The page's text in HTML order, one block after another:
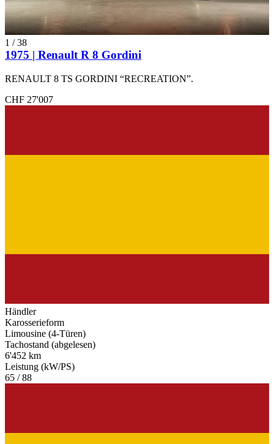
1 /38
1975 | Renault R 8 Gordini
RENAULT 8 TS GORDINI “RECREATION”.
CHF 27'007
Händler
Karosserieform
Limousine (4-Türen)
Tachostand (abgelesen)
6'452 km
Leistung (kW/PS)
65 / 88